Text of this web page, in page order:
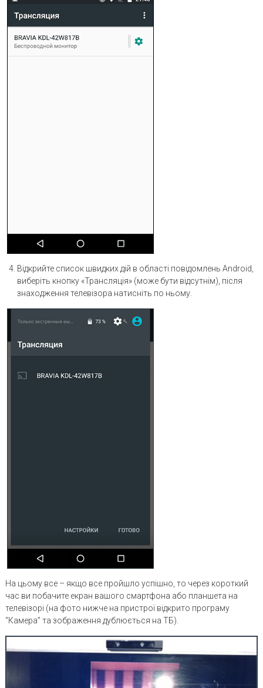
Відкрийте список швидких дій в області повідомлень Android,
виберіть кнопку «Трансляція» (може бути відсутнім), після
знаходження телевізора натисніть по ньому.
На цьому все – якщо все пройшло успішно, то через короткий
час ви побачите екран вашого смартфона або планшета на
телевізорі (на фото нижче на пристрої відкрито програму
“Камера” та зображення дублюється на ТБ).